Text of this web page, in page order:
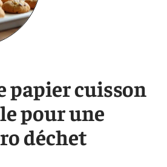
papier cuisson
pour une
déchet